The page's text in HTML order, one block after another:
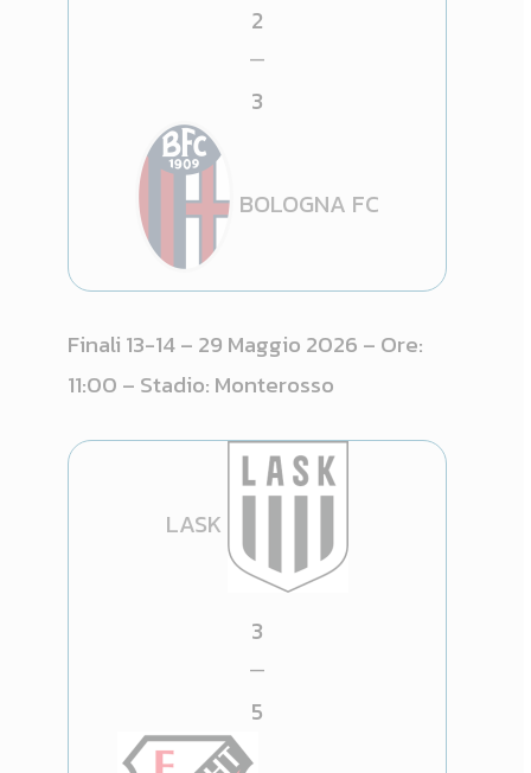
2
—
3
BOLOGNA FC
Finali 13-14 – 29 Maggio 2026 – Ore:
11:00 – Stadio: Monterosso
LASK
3
—
5